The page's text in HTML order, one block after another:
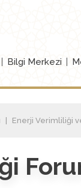
Bilgi Merkezi
Enerji Verimliliği